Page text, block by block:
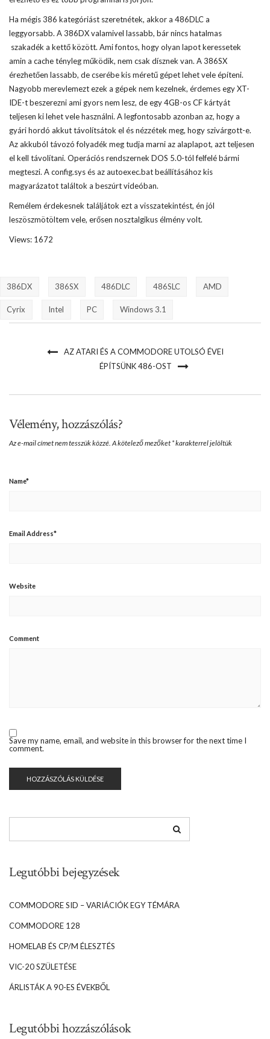
Ha mégis 386 kategóriást szeretnétek, akkor a 486DLC a
leggyorsabb. A 386DX valamivel lassabb, bár nincs hatalmas
szakadék a kettő között. Ami fontos, hogy olyan lapot keressetek
amin a cache tényleg működik, nem csak dísznek van. A 386SX
érezhetően lassabb, de cserébe kis méretű gépet lehet vele építeni.
Nagyobb merevlemezt ezek a gépek nem kezelnek, érdemes egy XT-
IDE-t beszerezni ami gyors nem lesz, de egy 4GB-os CF kártyát
teljesen ki lehet vele használni. A legfontosabb azonban az, hogy a
gyári hordó akkut távolítsátok el és nézzétek meg, hogy szivárgott-e.
Az akkuból távozó folyadék meg tudja marni az alaplapot, azt teljesen
el kell távolítani. Operációs rendszernek DOS 5.0-tól felfelé bármi
megteszi. A config.sys és az autoexec.bat beállításához kis
magyarázatot találtok a beszúrt videóban.
Remélem érdekesnek találjátok ezt a visszatekintést, én jól
leszöszmötöltem vele, erősen nosztalgikus élmény volt.
Views: 1672
386DX 386SX 486DLC 486SLC AMD
Cyrix Intel PC Windows 3.1
AZ ATARI ÉS A COMMODORE UTOLSÓ ÉVEI
ÉPÍTSÜNK 486-OST
Vélemény, hozzászólás?
Az e-mail címet nem tesszük közzé. A kötelező mezőket *karakterrel jelöltük
Name*
Email Address*
Website
Comment
Save my name, email, and website in this browser for the next time I
comment.
Legutóbbi bejegyzések
COMMODORE SID – VARIÁCIÓK EGY TÉMÁRA
COMMODORE 128
HOMELAB ÉS CP/M ÉLESZTÉS
VIC-20 SZÜLETÉSE
ÁRLISTÁK A 90-ES ÉVEKBŐL
Legutóbbi hozzászólások